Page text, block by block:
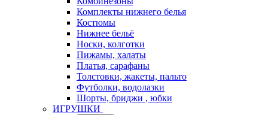
Комплекты нижнего белья
Костюмы
Нижнее бельё
Носки, колготки
Пижамы, халаты
Платья, сарафаны
Толстовки, жакеты, пальто
Футболки, водолазки
Шорты, бриджи , юбки
ИГРУШКИ